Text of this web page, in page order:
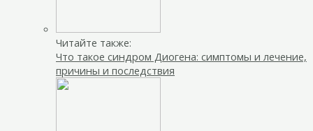
Читайте также:
Что такое синдром Диогена: симптомы и лечение,
причины и последствия